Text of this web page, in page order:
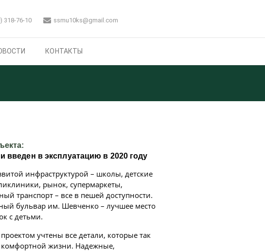
318-76-10 ssmu10ks@gmail.com
КОНТАКТЫ
введен в эксплуатацию в 2020 году
инфраструктурой – школы, детские
рынок, супермаркеты,
транспорт – все в пешей доступности.
бульвар им. Шевченко – лучшее место
с детьми.
учтены все детали, которые так
жизни. Надежные,